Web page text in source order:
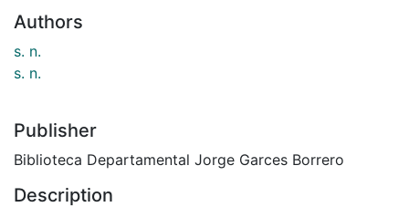
Authors
s. n.
s. n.
Publisher
Biblioteca Departamental Jorge Garces Borrero
Description